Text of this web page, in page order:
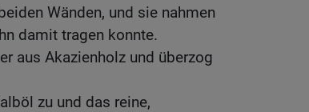
Wänden, und sie nahmen
damit tragen konnte.
aus Akazienholz und überzog
zu und das reine,